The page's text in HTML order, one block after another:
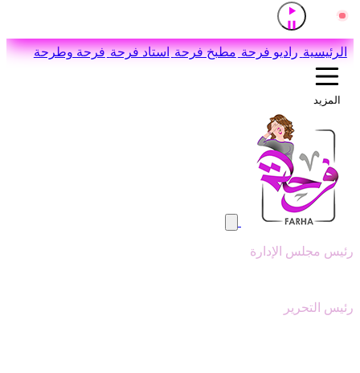
مباشر إذاعة القرآن الكريم من القاهرة
اضغط للاستماع
الرئيسية راديو فرحة مطبخ فرحة استاد فرحة فرحة وطرحة
المزيد
رئيس مجلس الإدارة
رئيس التحرير